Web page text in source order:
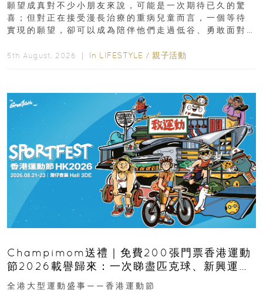
願望成真對不少小朋友來說，可能是一次期待已久的驚
喜；但對正在接受漫長治療的重病兒童而言，一個等待
實現的願望，卻可以成為陪伴他們走過低谷、勇敢面對
5th August, 2026 ｜ In LIFESTYLE / 親子活動
Champimom送禮｜免費200張門票香港運動
節2026載譽歸來：一次睇盡匹克球、新興運
動、街舞比賽＋逾百運動品牌展覽
全港大型運動盛事——香港運動節